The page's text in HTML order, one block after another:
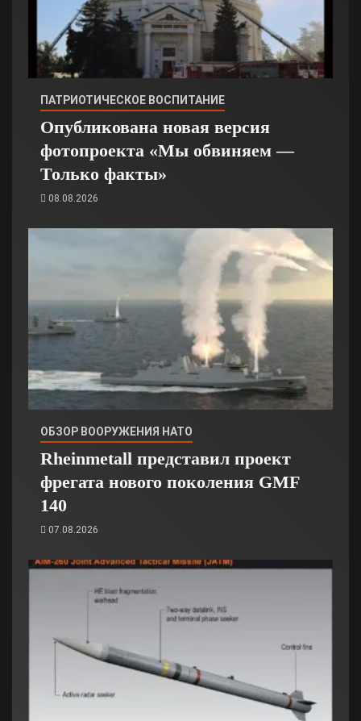
ПАТРИОТИЧЕСКОЕ ВОСПИТАНИЕ
Опубликована новая версия
фотопроекта «Мы обвиняем —
Только факты»
08.08.2026
ОБЗОР ВООРУЖЕНИЯ НАТО
Rheinmetall представил проект
фрегата нового поколения GMF
140
07.08.2026